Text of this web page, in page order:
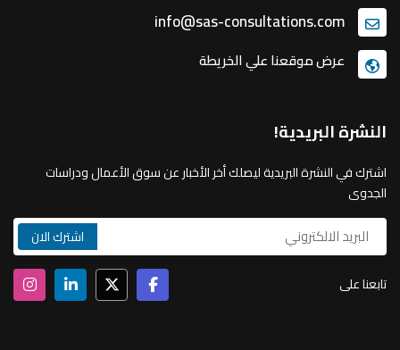
info@sas-consultations.com
عرض موقعنا علي الخريطة
النشرة البريدية!
اشترك في النشرة البريدية ليصلك أخر الأخبار عن سوق الأعمال ودراسات
الجدوى
تابعنا على